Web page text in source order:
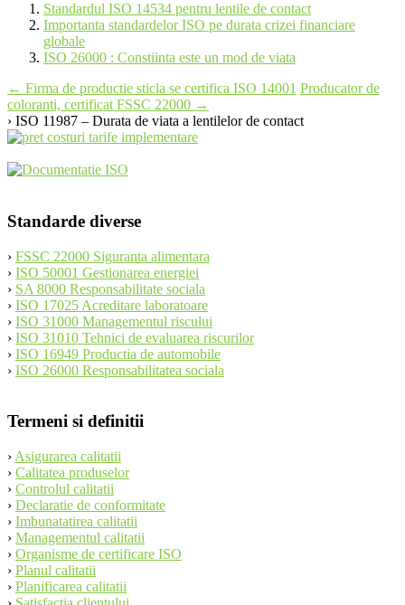
Standardul ISO 14534 pentru lentile de contact
Importanta standardelor ISO pe durata crizei financiare
globale
ISO 26000 : Constiinta este un mod de viata
Post
navigation
← Firma de productie sticla se certifica ISO 14001 Producator de
coloranti, certificat FSSC 22000 →
› ISO 11987 – Durata de viata a lentilelor de contact
Standarde diverse
› FSSC 22000 Siguranta alimentara
› ISO 50001 Gestionarea energiei
› SA 8000 Responsabilitate sociala
› ISO 17025 Acreditare laboratoare
› ISO 31000 Managementul riscului
› ISO 31010 Tehnici de evaluarea riscurilor
› ISO 16949 Productia de automobile
› ISO 26000 Responsabilitatea sociala
Termeni si definitii
› Asigurarea calitatii
› Calitatea produselor
› Controlul calitatii
› Declaratie de conformitate
› Imbunatatirea calitatii
› Managementul calitatii
› Organisme de certificare ISO
› Planul calitatii
› Planificarea calitatii